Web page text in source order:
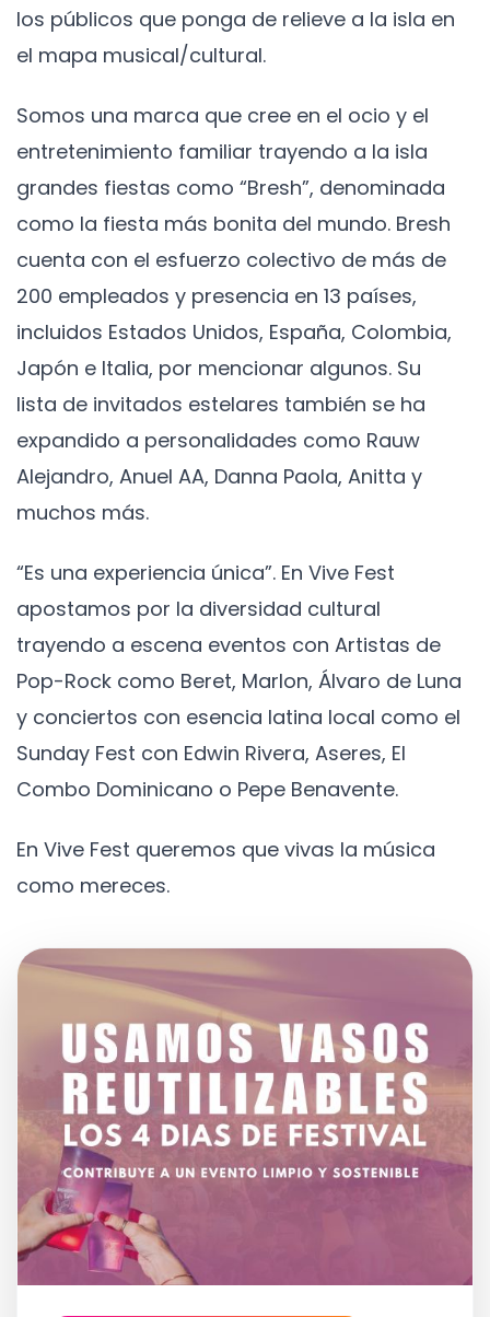
los públicos que ponga de relieve a la isla en
el mapa musical/cultural.
Somos una marca que cree en el ocio y el
entretenimiento familiar trayendo a la isla
grandes fiestas como “Bresh”, denominada
como la fiesta más bonita del mundo. Bresh
cuenta con el esfuerzo colectivo de más de
200 empleados y presencia en 13 países,
incluidos Estados Unidos, España, Colombia,
Japón e Italia, por mencionar algunos. Su
lista de invitados estelares también se ha
expandido a personalidades como Rauw
Alejandro, Anuel AA, Danna Paola, Anitta y
muchos más.
“Es una experiencia única”. En Vive Fest
apostamos por la diversidad cultural
trayendo a escena eventos con Artistas de
Pop-Rock como Beret, Marlon, Álvaro de Luna
y conciertos con esencia latina local como el
Sunday Fest con Edwin Rivera, Aseres, El
Combo Dominicano o Pepe Benavente.
En Vive Fest queremos que vivas la música
como mereces.